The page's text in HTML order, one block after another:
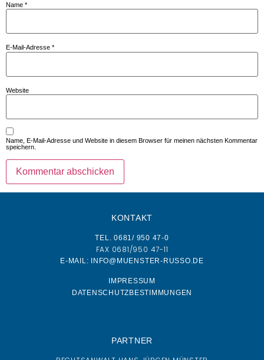
Name *
E-Mail-Adresse *
Website
Name, E-Mail-Adresse und Website in diesem Browser für meinen nächsten Kommentar
speichern.
KONTAKT
TEL. 0681/ 950 47-0
FAX 0681/950 47-11
E-MAIL: INFO@MUENSTER-RUSSO.DE
IMPRESSUM
DATENSCHUTZBESTIMMUNGEN
PARTNER